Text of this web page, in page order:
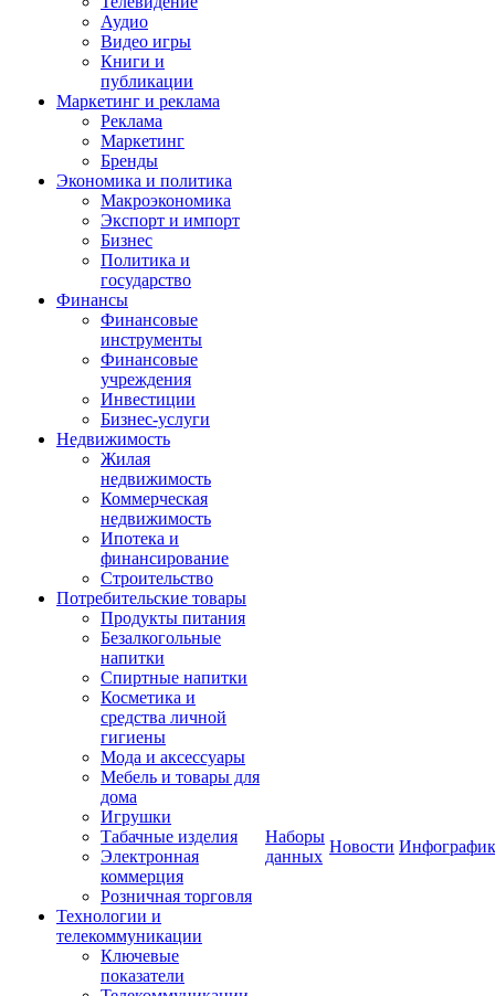
Аудио
Видео игры
Книги и
публикации
Маркетинг и реклама
Реклама
Маркетинг
Бренды
Экономика и политика
Макроэкономика
Экспорт и импорт
Бизнес
Политика и
государство
Финансы
Финансовые
инструменты
Финансовые
учреждения
Инвестиции
Бизнес-услуги
Недвижимость
Жилая
недвижимость
Коммерческая
недвижимость
Ипотека и
финансирование
Строительство
Потребительские товары
Продукты питания
Безалкогольные
напитки
Спиртные напитки
Косметика и
средства личной
гигиены
Мода и аксессуары
Мебель и товары для
дома
Игрушки
Табачные изделия
Электронная
коммерция
Розничная торговля
Технологии и
телекоммуникации
Ключевые
показатели
Наборы
данных
Новости